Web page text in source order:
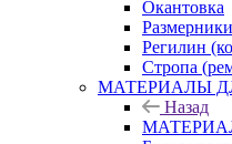
Окантовка
Размерники
Регилин
Стропа
МАТЕРИАЛЫ
Назад